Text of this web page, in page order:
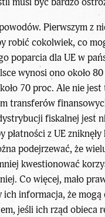
Pierwszym z
robić cokolwiek, co
poparcia dla UE w
wynosi ono około
70 proc. Ale nie jest
transferów
fiskalnej jest
płatności z UE zniknęły
podejrzewać, że
kwestionować
Co więcej, mało
ich informacja, że
jeśli ich rząd obieca